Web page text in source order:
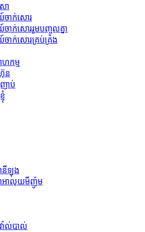
ោ
ចាក់សោរ
ចាក់សោររួមបញ្ចូលគ្នា
ចាក់សោរគ្រប់គ្រង
ហកម្ម
ន
ាប់
នីឡុង
អាលុយមីញ៉ូម
ាល់បាល់